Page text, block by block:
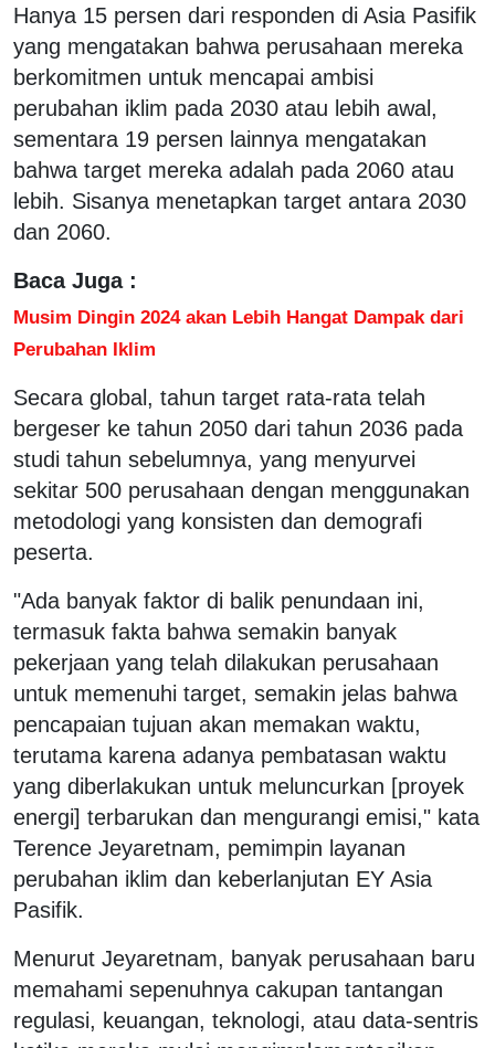
Hanya 15 persen dari responden di Asia Pasifik
yang mengatakan bahwa perusahaan mereka
berkomitmen untuk mencapai ambisi
perubahan iklim pada 2030 atau lebih awal,
sementara 19 persen lainnya mengatakan
bahwa target mereka adalah pada 2060 atau
lebih. Sisanya menetapkan target antara 2030
dan 2060.
Baca Juga :
Musim Dingin 2024 akan Lebih Hangat Dampak dari
Perubahan Iklim
Secara global, tahun target rata-rata telah
bergeser ke tahun 2050 dari tahun 2036 pada
studi tahun sebelumnya, yang menyurvei
sekitar 500 perusahaan dengan menggunakan
metodologi yang konsisten dan demografi
peserta.
"Ada banyak faktor di balik penundaan ini,
termasuk fakta bahwa semakin banyak
pekerjaan yang telah dilakukan perusahaan
untuk memenuhi target, semakin jelas bahwa
pencapaian tujuan akan memakan waktu,
terutama karena adanya pembatasan waktu
yang diberlakukan untuk meluncurkan [proyek
energi] terbarukan dan mengurangi emisi," kata
Terence Jeyaretnam, pemimpin layanan
perubahan iklim dan keberlanjutan EY Asia
Pasifik.
Menurut Jeyaretnam, banyak perusahaan baru
memahami sepenuhnya cakupan tantangan
regulasi, keuangan, teknologi, atau data-sentris